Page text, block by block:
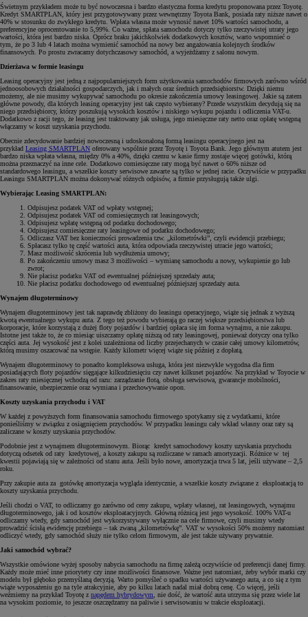
Świetnym przykładem może tu być nowoczesna i bardzo elastyczna forma kredytu proponowana przez Toyotę.
Kredyt SMARTPLAN, który jest przygotowywany przez wewnętrzny Toyota Bank, posiada raty niższe nawet o
40% w stosunku do zwykłego kredytu. Wpłata własna może wynosić nawet 10% wartości samochodu, a
preferencyjne oprocentowanie to 5,99%. Co ważne, spłata samochodu dotyczy tylko rzeczywistej utraty jego
wartości, która jest bardzo niska. Oprócz braku jakichkolwiek dodatkowych kosztów, warto wspomnieć o
tym, że po 3 lub 4 latach można wymienić samochód na nowy bez angażowania kolejnych środków
finansowych. Po prostu zwracamy dotychczasowy samochód, a wyjeżdżamy z salonu nowym.
Dzierżawa w formie leasingu
Leasing operacyjny jest jedną z najpopularniejszych form użytkowania samochodów firmowych zarówno wśród
jednoosobowych działalności gospodarczych, jak i małych oraz średnich przedsiębiorstw. Dzięki niemu
możemy, ale nie musimy wykupywać samochodu po okresie zakończenia umowy leasingowej. Jakie są zatem
główne powody, dla których leasing operacyjny jest tak często wybierany? Przede wszystkim decydują się na
niego przedsiębiorcy, którzy poszukują wysokich kosztów i niskiego wykupu pojazdu i odliczenia VAT-u.
Dodatkowo z racji tego, że leasing jest traktowany jak usługa, jego miesięczne raty netto oraz opłatę wstępną
włączamy w koszt uzyskania przychodu.
Obecnie zdecydowanie bardziej nowoczesną i udoskonaloną formą leasingu operacyjnego jest na
przykład Leasing SMARTPLAN oferowany wspólnie przez Toyotę i Toyota Bank. Jego głównym atutem jest
bardzo niska wpłata własna, między 0% a 40%, dzięki czemu w kasie firmy zostaje więcej gotówki, którą
można przeznaczyć na inne cele. Dodatkowo comiesięczne raty mogą być nawet o 60% niższe od
standardowego leasingu, a wszelkie koszty serwisowe zawarte są tylko w jednej racie. Oczywiście w przypadku
Leasingu SMARTPLAN można dokonywać różnych odpisów, a firmie przysługują także ulgi.
Wybierając Leasing SMARTPLAN:
Odpisujesz podatek VAT od wpłaty wstępnej;
Odpisujesz podatek VAT od comiesięcznych rat leasingowych;
Odpisujesz wpłatę wstępną od podatku dochodowego;
Odpisujesz comiesięczne raty leasingowe od podatku dochodowego;
Odliczasz VAT bez konieczności prowadzenia tzw. „kilometrówki”, czyli ewidencji przebiegu;
Spłacasz tylko tę część wartości auta, która odpowiada rzeczywistej utracie jego wartości;
Masz możliwość skrócenia lub wydłużenia umowy;
Po zakończeniu umowy masz 3 możliwości – wymianę samochodu a nowy, wykupienie go lub
zwrot;
Nie płacisz podatku VAT od ewentualnej późniejszej sprzedaży auta;
Nie płacisz podatku dochodowego od ewentualnej późniejszej sprzedaży auta.
Wynajem długoterminowy
Wynajem długoterminowy jest tak naprawdę zbliżony do leasingu operacyjnego, wiąże się jednak z wyższą
kwotą ewentualnego wykupu auta. Z tego też powodu wybierają go raczej większe przedsiębiorstwa lub
korporacje, które korzystają z dużej floty pojazdów i bardziej opłaca się im forma wynajmu, a nie zakupu.
Istotne jest także to, że co miesiąc uiszczamy opłatę niższą od raty leasingowej, ponieważ dotyczy ona tylko
części auta. Jej wysokość jest z kolei uzależniona od liczby przejechanych w czasie całej umowy kilometrów,
którą musimy oszacować na wstępie. Każdy kilometr więcej wiąże się później z dopłatą.
Wynajem długoterminowy to ponadto kompleksowa usługa, która jest niezwykle wygodna dla firm
posiadających floty pojazdów sięgające kilkudziesięciu czy nawet kilkuset pojazdów. Na przykład w Toyocie w
zakres raty miesięcznej wchodzą od razu: zarządzanie flotą, obsługa serwisowa, gwarancje mobilności,
finansowanie, ubezpieczenie oraz wymiana i przechowywanie opon.
Koszty uzyskania przychodu i VAT
W każdej z powyższych form finansowania samochodu firmowego spotykamy się z wydatkami, które
ponieśliśmy w związku z osiągnięciem przychodów. W przypadku leasingu cały wkład własny oraz raty są
zaliczane w koszty uzyskania przychodów.
Podobnie jest z wynajmem długoterminowym. Biorąc kredyt samochodowy koszty uzyskania przychodu
dotyczą odsetek od raty kredytowej, a koszty zakupu są rozliczane w ramach amortyzacji. Różnice w tej
kwestii pojawiają się w zależności od stanu auta. Jeśli było nowe, amortyzacja trwa 5 lat, jeśli używane – 2,5
roku.
Przy zakupie auta za gotówkę amortyzacja wygląda identycznie, a wszelkie koszty związane z eksploatacją to
koszty uzyskania przychodu.
Jeśli chodzi o VAT, to odliczamy go zarówno od ceny zakupu, wpłaty własnej, rat leasingowych, wynajmu
długoterminowego, jak i od kosztów eksploatacyjnych. Główną różnicą jest jego wysokość. 100% VAT-u
odliczamy wtedy, gdy samochód jest wykorzystywany wyłącznie na cele firmowe, czyli musimy wtedy
prowadzić ścisłą ewidencję przebiegu – tak zwaną „kilometrówkę”. VAT w wysokości 50% możemy natomiast
odliczyć wtedy, gdy samochód służy nie tylko celom firmowym, ale jest także używany prywatnie.
Jaki samochód wybrać?
Wszystkie omówione wyżej sposoby nabycia samochodu na firmę zależą oczywiście od preferencji danej firmy.
Każdy może mieć inne priorytety czy inne możliwości finansowe. Ważne jest natomiast, żeby wybór marki czy
modelu był głęboko przemyślaną decyzją. Warto pomyśleć o spadku wartości używanego auta, a co się z tym
wiąże wyposażeniu go na tyle atrakcyjnie, aby po kilku latach nadal miał dobrą cenę. Co więcej, jeśli
weźmiemy na przykład Toyotę z napędem hybrydowym, nie dość, że wartość auta utrzyma się przez wiele lat
na wysokim poziomie, to jeszcze oszczędzamy na paliwie i serwisowaniu w trakcie eksploatacji.